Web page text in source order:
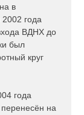
в
года
ВДНХ до
был
круг
года
на